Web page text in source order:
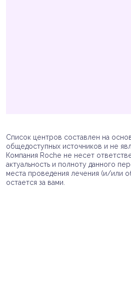
Список центров составлен на
общедоступных источников и не
Компания Roche не несет
актуальность и полноту данного
места проведения лечения (и/или
остается за вами.